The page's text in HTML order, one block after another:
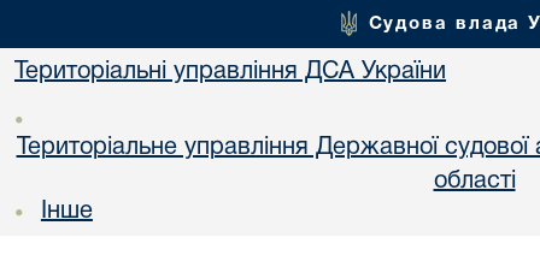
Судова влада
Територіальні управління ДСА України
•
Територіальне управління Державної судової
областi
• Інше